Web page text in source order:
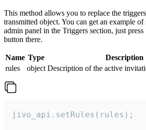
This method allows you to replace the
transmitted object. You can get an example
admin panel in the Triggers section, just
button there.
Name Type
Description
rules
object Description of the active
jivo_api.setRules(rules);